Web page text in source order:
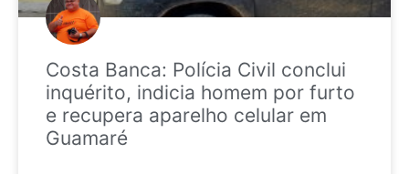
Costa Banca: Polícia Civil conclui
inquérito, indicia homem por furto
e recupera aparelho celular em
Guamaré